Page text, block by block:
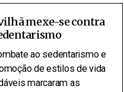
mexe-se contra
ao sedentarismo e
de estilos de vida
marcaram as